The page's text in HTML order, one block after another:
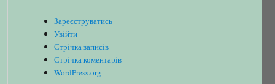
Зареєструватись
Увійти
Стрічка записів
Стрічка коментарів
WordPress.org